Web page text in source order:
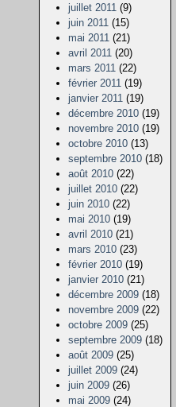
juillet 2011 (9)
juin 2011 (15)
mai 2011 (21)
avril 2011 (20)
mars 2011 (22)
février 2011 (19)
janvier 2011 (19)
décembre 2010 (19)
novembre 2010 (19)
octobre 2010 (13)
septembre 2010 (18)
août 2010 (22)
juillet 2010 (22)
juin 2010 (22)
mai 2010 (19)
avril 2010 (21)
mars 2010 (23)
février 2010 (19)
janvier 2010 (21)
décembre 2009 (18)
novembre 2009 (22)
octobre 2009 (25)
septembre 2009 (18)
août 2009 (25)
juillet 2009 (24)
juin 2009 (26)
mai 2009 (24)